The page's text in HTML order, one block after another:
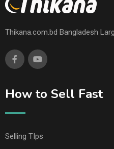
Thikana.com.bd Bangladesh
How to Sell Fast
Selling TIps